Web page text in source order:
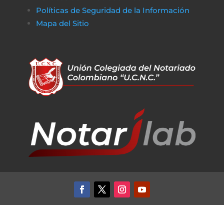
jugadores pueden disfrutar de un entorno
de juego claro y sin complicaciones. Al igual
las transacciones son seguras y rápidas, lo
que permite a los jugadores concentrarse
en lo que más importa: la experiencia de
en el del entretenimiento en línea, la
transparencia y la eficiencia son clave para
garantizar que todo funcione sin
Políticas de Seguridad de la Información
Mapa del Sitio